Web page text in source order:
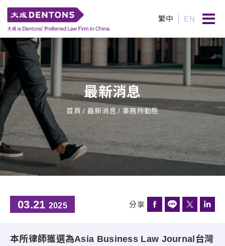
繁中 EN
最新消息
首頁 / 最新消息 / 事務所動態
03.21 2025 分享
本所律師獲選為Asia Business Law Journal台灣